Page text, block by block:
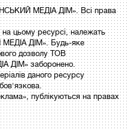
МЕДІА ДІМ». Всі права
на цьому ресурсі, належать
ДІМ». Будь-яке
дозволу ТОВ
ДІМ» заборонено.
даного ресурсу
публікуються на правах